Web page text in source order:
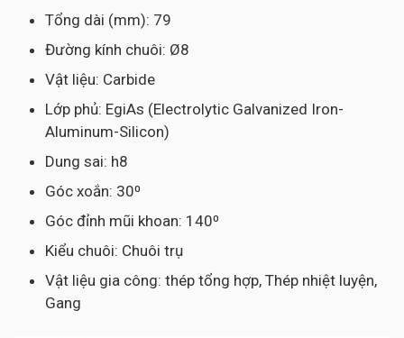
Tổng dài (mm): 79
Đường kính chuôi: Ø8
Vật liệu: Carbide
Lớp phủ: EgiAs (Electrolytic Galvanized Iron-
Aluminum-Silicon)
Dung sai: h8
Góc xoắn: 30⁰
Góc đỉnh mũi khoan: 140⁰
Kiểu chuôi: Chuôi trụ
Vật liệu gia công: thép tổng hợp, Thép nhiệt luyện,
Gang